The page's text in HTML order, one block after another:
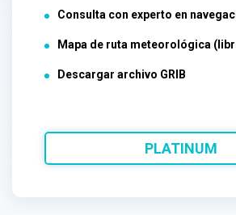
Consulta con experto en
Mapa de ruta meteorológica
Descargar archivo GRIB
PLATINUM